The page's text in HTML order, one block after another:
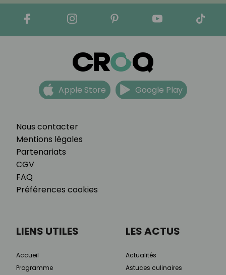
Nous contacter
Mentions légales
Partenariats
CGV
FAQ
Préférences cookies
Apple Store Google Play
LIENS UTILES
Accueil
Programme
LES ACTUS
Actualités
Astuces culinaires